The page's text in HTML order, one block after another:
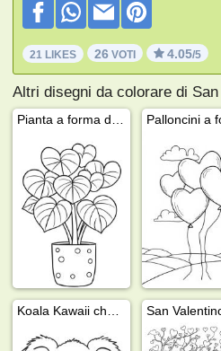
21 LIKES 26 VOTI 4.05/5
Altri disegni da colorare di